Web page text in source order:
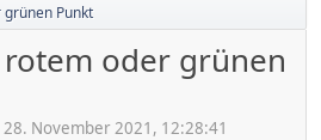
Punkt
oder grünen
November 2021, 12:28:41